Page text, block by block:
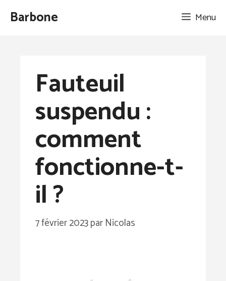
AllerBarbone Menu
Fauteuil
suspendu :
comment
fonctionne-t-
il ?
7 février 2023parNicolas